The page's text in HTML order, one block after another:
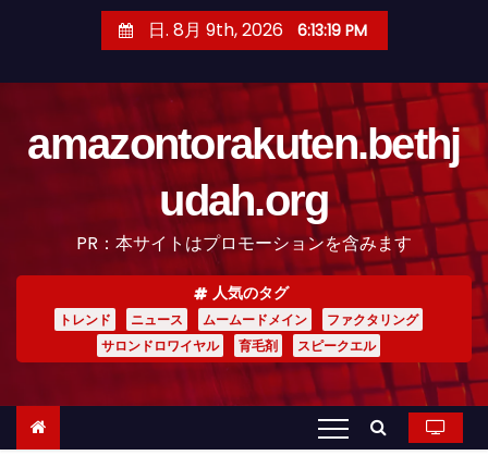
日. 8月 9th, 2026 6:13:20 PM
amazontorakuten.bethj
udah.org
PR：本サイトはプロモーションを含みます
人気のタグ
トレンド ニュース ムームードメイン
ファクタリング
サロンドロワイヤル
育毛剤 スピークエル